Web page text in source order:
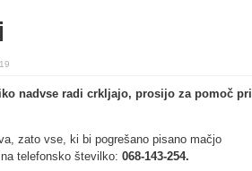
nadvse radi crkljajo, prosijo za pomoč pri
zato vse, ki bi pogrešano pisano mačjo
telefonsko številko: 068-143-254.